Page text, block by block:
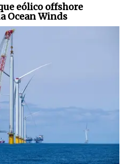
eólico offshore
Ocean Winds